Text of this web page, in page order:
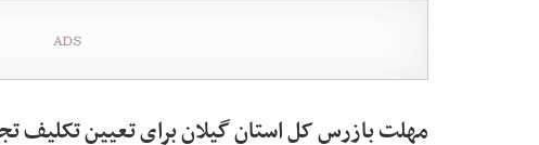
مهلت بازرس کل استان گیلان برای تعیین تکلیف